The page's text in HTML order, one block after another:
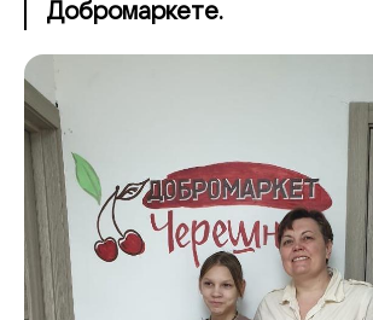
Добромаркете.